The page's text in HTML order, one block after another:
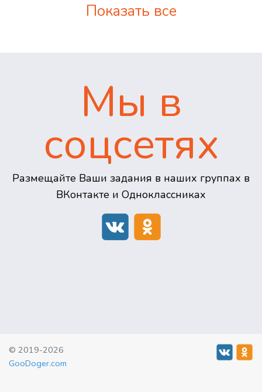
Показать все
Мы в
соцсетях
Размещайте Ваши задания в наших группах в
ВКонтакте и Одноклассниках
© 2019-2026
GooDoger.com